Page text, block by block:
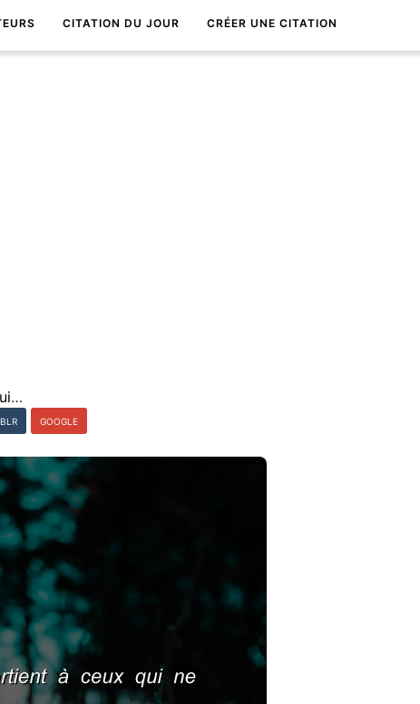
CITATION DU JOUR CRÉER UNE CITATION
La vie appartient Ã ceux qui ne reculent pas.
GOOGLE